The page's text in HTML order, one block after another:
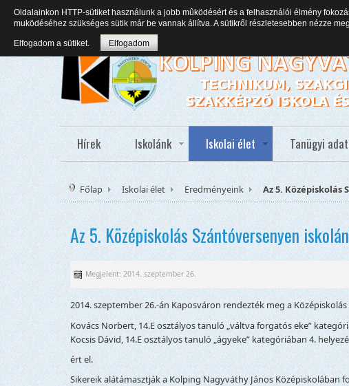
Hírek Iskolánk Iskolai élet Tanügyi
Főlap Iskolai élet Eredményeink Az 5. Középiskolás
Az 5. Középiskolás Szántóversenyen
Megjelent: 2014. szeptember 26.
2014. szeptember 26.-án Kaposváron rendezték meg a
Kovács Norbert, 14.E osztályos tanuló „váltva forgatós eke”
Kocsis Dávid, 14.E osztályos tanuló „ágyeke” kategóriában 4.
ért el.
Sikereik alátámasztják a Kolping Nagyváthy János Középiskolában
Oldalainkon HTTP-sütiket használunk a jobb mûködésért és a felhasználói élmény
muködéséhez szükséges sütik már be vannak állítva. A sütikről részletesebben nézze meg
Elfogadom a sütiket. Elfogadom